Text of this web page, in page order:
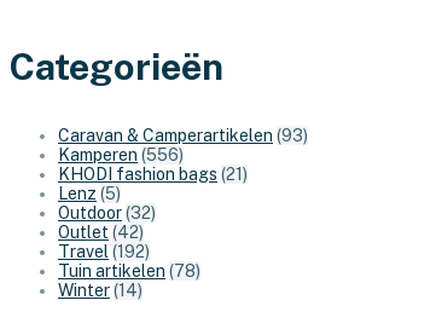
Categorieën
Caravan & Camperartikelen (93)
Kamperen (556)
KHODI fashion bags (21)
Lenz (5)
Outdoor(32)
Outlet (42)
Travel (192)
Tuin artikelen (78)
Winter(14)